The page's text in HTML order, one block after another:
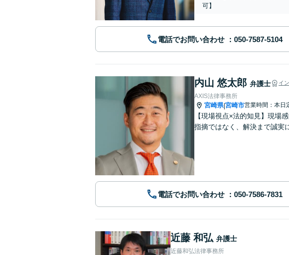
可】
電話でお問い合わせ
内山 悠太郎 弁護士 イ
AXIS法律事務所
宮崎県|宮崎市営業時間：本日
【現場視点×法的知見】現場
指摘ではなく、解決まで誠実
電話でお問い合わせ
近藤 和弘 弁護士
近藤和弘法律事務所